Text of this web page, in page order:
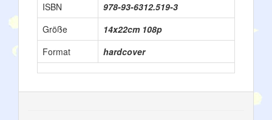
ISBN
978-93-6312.519-3
Größe
14x22cm 108p
Format
hardcover